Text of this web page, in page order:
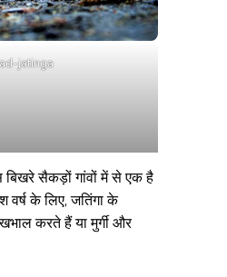
jatinga
सैकड़ों गांवों में से एक है
वर्ष के लिए, जतिंगा के
करते हैं या मुर्गी और